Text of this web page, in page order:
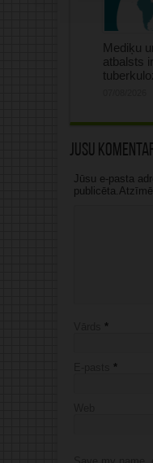
Mediķu
atbalsts
Jūsu
Jūsu e-pasta
*
*